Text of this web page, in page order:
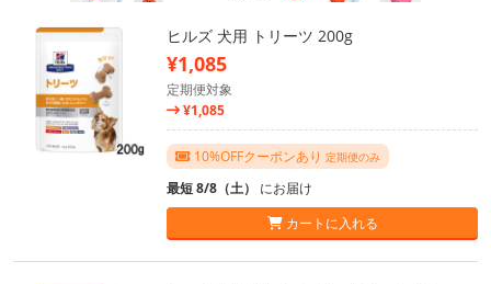
ヒルズ 犬用 トリーツ 200g
¥1,085
定期便対象
¥1,085
10%OFFクーポンあり 定期便のみ
最短 8/8（土） にお届け
カートに入れる